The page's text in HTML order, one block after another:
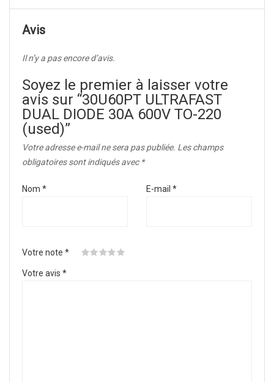
Avis
Il n’y a pas encore d’avis.
Soyez le premier à laisser votre
avis sur “30U60PT ULTRAFAST
DUAL DIODE 30A 600V TO-220
(used)”
Votre adresse e-mail ne sera pas publiée. Les champs
obligatoires sont indiqués avec *
Nom * E-mail *
Votre note *
Votre avis *